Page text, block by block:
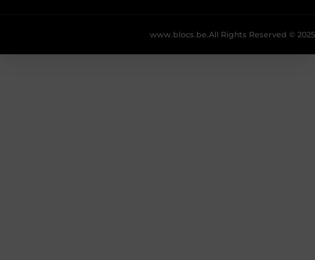
All Rights Reserved © 2025
www.blocs.be.